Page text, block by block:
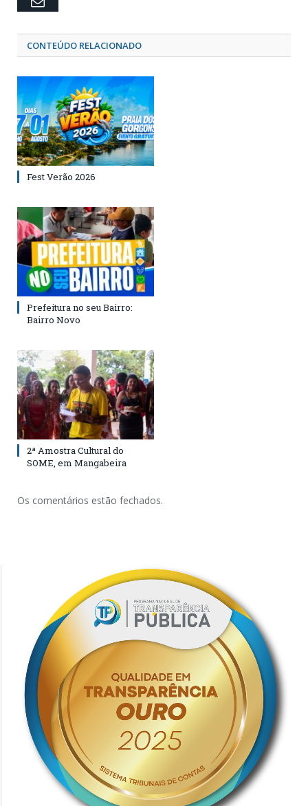
CONTEÚDO RELACIONADO
Fest Verão 2026
Prefeitura no seu Bairro:
Bairro Novo
2ª Amostra Cultural do
SOME, em Mangabeira
Os comentários estão fechados.